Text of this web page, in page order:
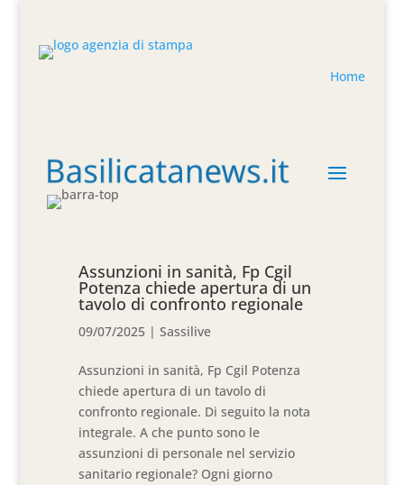
Home
Assunzioni in sanità, Fp Cgil
Potenza chiede apertura di un
tavolo di confronto regionale
09/07/2025 |Sassilive
Assunzioni in sanità, Fp Cgil Potenza
chiede apertura di un tavolo di
confronto regionale. Di seguito la nota
integrale. A che punto sono le
assunzioni di personale nel servizio
sanitario regionale? Ogni giorno